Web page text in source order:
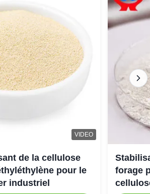
VIDEO
de la cellulose
pour le
industriel
forage